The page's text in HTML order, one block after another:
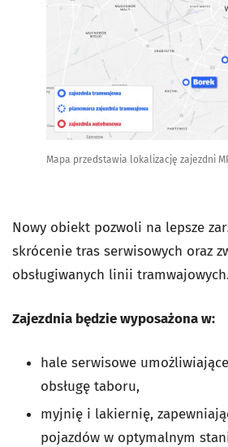
Mapa przedstawia lokalizację zajezdni
Nowy obiekt pozwoli na lepsze
skrócenie tras serwisowych oraz
obsługiwanych linii tramwajowych.
Zajezdnia będzie wyposażona w:
hale serwisowe
obsługę taboru,
myjnię i lakiernię,
pojazdów w optymalnym